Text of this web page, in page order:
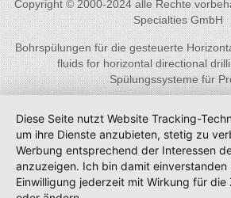
Copyright © 2000-2024 alle Rechte
Specialties GmbH
Bohrspülungen für die gesteuerte
fluids for horizontal directional
Spülungssysteme für
Diese Seite nutzt Website Tracking-
um ihre Dienste anzubieten, stetig zu
Werbung entsprechend der Interessen
anzuzeigen. Ich bin damit einverstanden
Einwilligung jederzeit mit Wirkung für